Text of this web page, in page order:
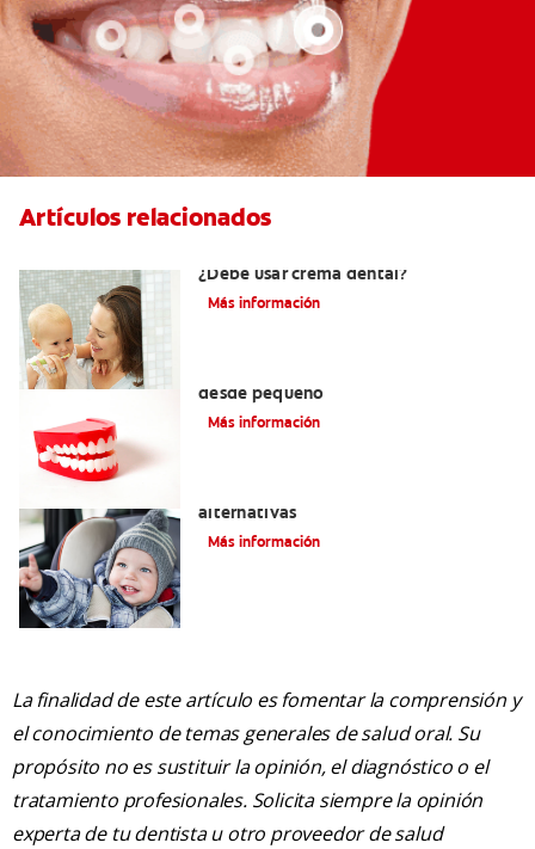
Artículos relacionados
¿Debe usar crema dental?
Más información
desde pequeño
Más información
alternativas
Más información
La finalidad de este artículo es fomentar la comprensión y
el conocimiento de temas generales de salud oral. Su
propósito no es sustituir la opinión, el diagnóstico o el
tratamiento profesionales. Solicita siempre la opinión
experta de tu dentista u otro proveedor de salud